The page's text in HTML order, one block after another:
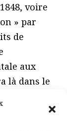
voire
» par
de
aux
là dans le